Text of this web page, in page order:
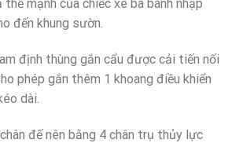
mạnh của chiếc xe ba bánh nhập
đến khung sườn.
định thùng gắn cẩu được cải tiến nối
phép gắn thêm 1 khoang điều khiển
dài.
đế nên bằng 4 chân trụ thủy lực